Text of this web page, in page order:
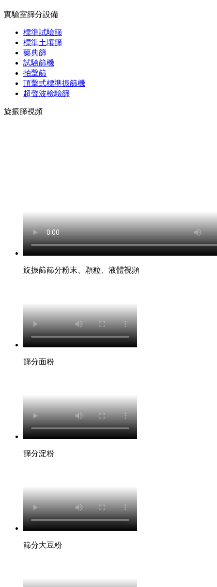
實驗室篩分設備
標準試驗篩
標準土壤篩
藥典篩
試驗篩機
拍擊篩
頂擊式標準振篩機
超聲波檢驗篩
旋振篩視頻
旋振篩篩分粉末、顆粒、液體視頻
篩分面粉
篩分淀粉
篩分大豆粉